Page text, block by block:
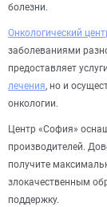
болезни.
Онкологический
заболеваниями
предоставляет
лечения, но и
онкологии.
Центр «София»
производителей.
получите
злокачественным
поддержку.